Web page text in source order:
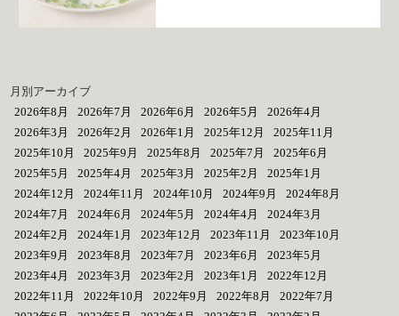
月別アーカイブ
2026年8月
2026年7月 2026年6月 2026年5月
2026年4月
2026年3月
2026年2月 2026年1月 2025年12月
2025年11月
2025年10月
2025年9月 2025年8月 2025年7月
2025年6月
2025年5月
2025年4月 2025年3月 2025年2月
2025年1月
2024年12月
2024年11月 2024年10月 2024年9月
2024年8月
2024年7月
2024年6月 2024年5月 2024年4月
2024年3月
2024年2月
2024年1月 2023年12月 2023年11月
2023年10月
2023年9月
2023年8月 2023年7月 2023年6月
2023年5月
2023年4月
2023年3月 2023年2月 2023年1月
2022年12月
2022年11月
2022年10月 2022年9月 2022年8月
2022年7月